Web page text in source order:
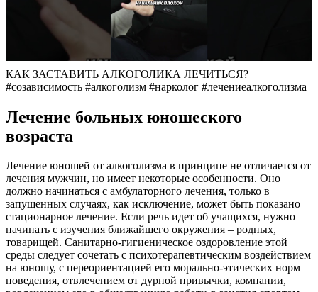
КАК ЗАСТАВИТЬ АЛКОГОЛИКА ЛЕЧИТЬСЯ?
#созависимость #алкоголизм #нарколог #лечениеалкоголизма
Лечение больных юношеского
возраста
Лечение юношей от алкоголизма в принципе не отличается от
лечения мужчин, но имеет некоторые особенности. Оно
должно начинаться с амбулаторного лечения, только в
запущенных случаях, как исключение, может быть показано
стационарное лечение. Если речь идет об учащихся, нужно
начинать с изучения ближайшего окружения – родных,
товарищей. Санитарно-гигиеническое оздоровление этой
среды следует сочетать с психотерапевтическим воздействием
на юношу, с переориентацией его морально-этических норм
поведения, отвлечением от дурной привычки, компании,